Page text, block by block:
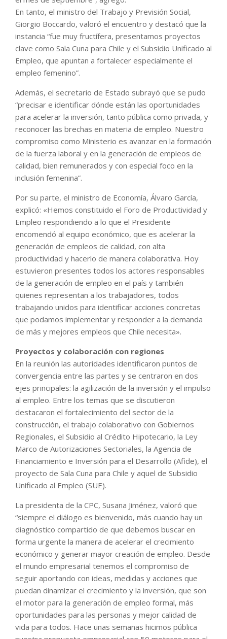
En tanto, el ministro del Trabajo y Previsión Social,
Giorgio Boccardo, valoró el encuentro y destacó que la
instancia “fue muy fructífera, presentamos proyectos
clave como Sala Cuna para Chile y el Subsidio Unificado al
Empleo, que apuntan a fortalecer especialmente el
empleo femenino”.
Además, el secretario de Estado subrayó que se pudo
“precisar e identificar dónde están las oportunidades
para acelerar la inversión, tanto pública como privada, y
reconocer las brechas en materia de empleo. Nuestro
compromiso como Ministerio es avanzar en la formación
de la fuerza laboral y en la generación de empleos de
calidad, bien remunerados y con especial foco en la
inclusión femenina”.
Por su parte, el ministro de Economía, Álvaro García,
explicó: «Hemos constituido el Foro de Productividad y
Empleo respondiendo a lo que el Presidente
encomendó al equipo económico, que es acelerar la
generación de empleos de calidad, con alta
productividad y hacerlo de manera colaborativa. Hoy
estuvieron presentes todos los actores responsables
de la generación de empleo en el país y también
quienes representan a los trabajadores, todos
trabajando unidos para identificar acciones concretas
que podamos implementar y responder a la demanda
de más y mejores empleos que Chile necesita».
Proyectos y colaboración con regiones
En la reunión las autoridades identificaron puntos de
convergencia entre las partes y se centraron en dos
ejes principales: la agilización de la inversión y el impulso
al empleo. Entre los temas que se discutieron
destacaron el fortalecimiento del sector de la
construcción, el trabajo colaborativo con Gobiernos
Regionales, el Subsidio al Crédito Hipotecario, la Ley
Marco de Autorizaciones Sectoriales, la Agencia de
Financiamiento e Inversión para el Desarrollo (Afide), el
proyecto de Sala Cuna para Chile y aquel de Subsidio
Unificado al Empleo (SUE).
La presidenta de la CPC, Susana Jiménez, valoró que
“siempre el diálogo es bienvenido, más cuando hay un
diagnóstico compartido de que debemos buscar en
forma urgente la manera de acelerar el crecimiento
económico y generar mayor creación de empleo. Desde
el mundo empresarial tenemos el compromiso de
seguir aportando con ideas, medidas y acciones que
puedan dinamizar el crecimiento y la inversión, que son
el motor para la generación de empleo formal, más
oportunidades para las personas y mejor calidad de
vida para todos. Hace unas semanas hicimos pública